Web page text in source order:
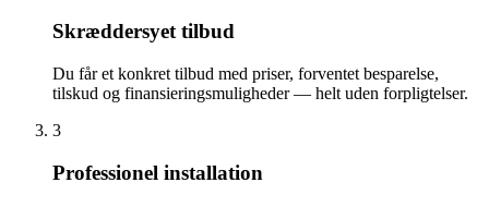
Skræddersyet tilbud
Du får et konkret tilbud med priser, forventet besparelse,
tilskud og finansieringsmuligheder — helt uden forpligtelser.
3
Professionel installation